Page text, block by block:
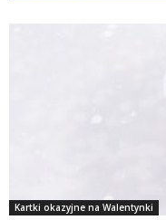
Kartki okazyjne na Walentynki